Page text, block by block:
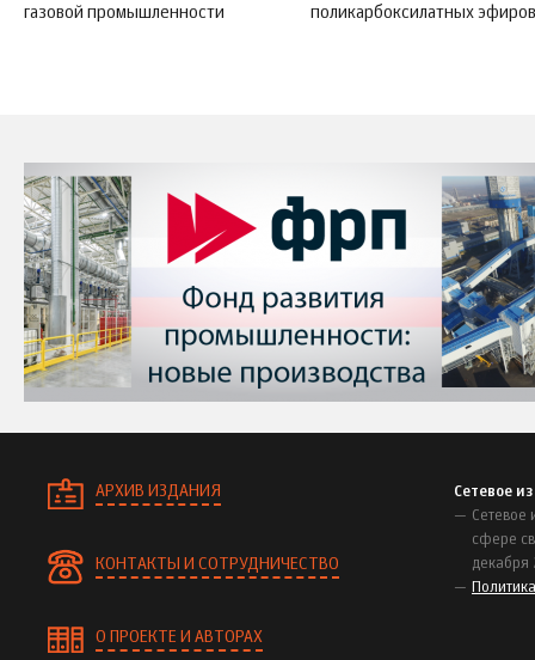
газовой промышленности
поликарбоксилатных эфиров
АРХИВ ИЗДАНИЯ
КОНТАКТЫ И СОТРУДНИЧЕСТВО
О ПРОЕКТЕ И АВТОРАХ
Сетевое
Сетевое
сфере
декабря